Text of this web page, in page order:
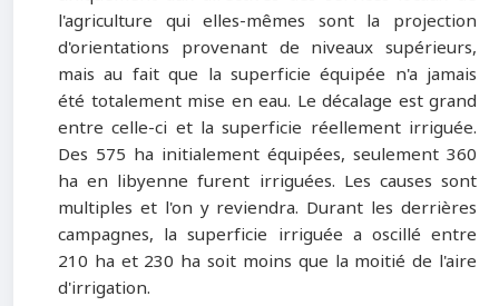
l'agriculture qui elles-mêmes sont la projection
d'orientations provenant de niveaux supérieurs,
mais au fait que la superficie équipée n'a jamais
été totalement mise en eau. Le décalage est grand
entre celle-ci et la superficie réellement irriguée.
Des 575 ha initialement équipées, seulement 360
ha en libyenne furent irriguées. Les causes sont
multiples et l'on y reviendra. Durant les derrières
campagnes, la superficie irriguée a oscillé entre
210 ha et 230 ha soit moins que la moitié de l'aire
d'irrigation.